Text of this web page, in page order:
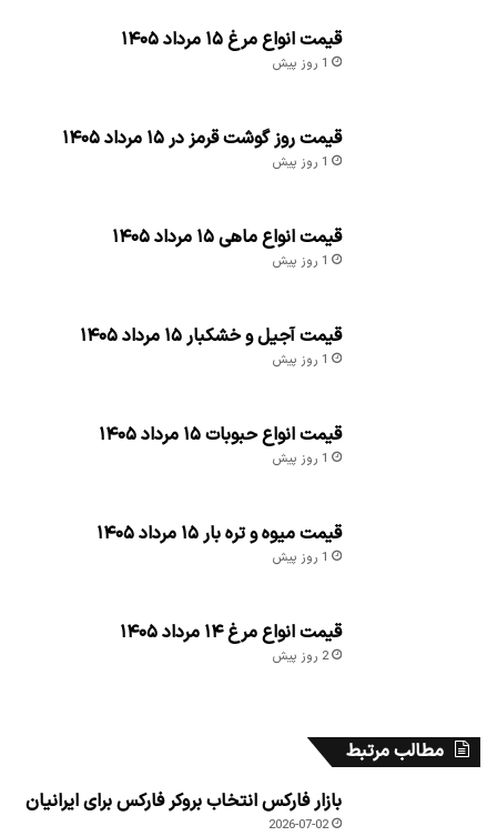
قیمت انواع مرغ ۱۵ مرداد ۱۴۰۵
1 روز پیش
قیمت روز گوشت قرمز در ۱۵ مرداد ۱۴۰۵
1 روز پیش
قیمت انواع ماهی ۱۵ مرداد ۱۴۰۵
1 روز پیش
قیمت آجیل و خشکبار ۱۵ مرداد ۱۴۰۵
1 روز پیش
قیمت انواع حبوبات ۱۵ مرداد ۱۴۰۵
1 روز پیش
قیمت میوه و تره بار ۱۵ مرداد ۱۴۰۵
1 روز پیش
قیمت انواع مرغ ۱۴ مرداد ۱۴۰۵
2 روز پیش
مطالب مرتبط
بازار فارکس انتخاب بروکر فارکس برای ایرانیان
2026-07-02